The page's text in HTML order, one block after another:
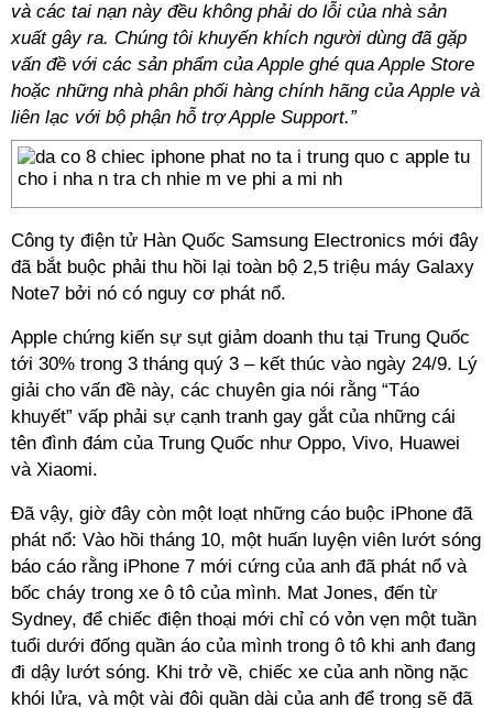
và các tai nạn này đều không phải do lỗi của nhà sản
xuất gây ra. Chúng tôi khuyến khích người dùng đã gặp
vấn đề với các sản phẩm của Apple ghé qua Apple Store
hoặc những nhà phân phối hàng chính hãng của Apple và
liên lạc với bộ phận hỗ trợ Apple Support.”
Công ty điện tử Hàn Quốc Samsung Electronics mới đây
đã bắt buộc phải thu hồi lại toàn bộ 2,5 triệu máy Galaxy
Note7 bởi nó có nguy cơ phát nổ.
Apple chứng kiến sự sụt giảm doanh thu tại Trung Quốc
tới 30% trong 3 tháng quý 3 – kết thúc vào ngày 24/9. Lý
giải cho vấn đề này, các chuyên gia nói rằng “Táo
khuyết” vấp phải sự cạnh tranh gay gắt của những cái
tên đình đám của Trung Quốc như Oppo, Vivo, Huawei
và Xiaomi.
Đã vậy, giờ đây còn một loạt những cáo buộc iPhone đã
phát nổ: Vào hồi tháng 10, một huấn luyện viên lướt sóng
báo cáo rằng iPhone 7 mới cứng của anh đã phát nổ và
bốc cháy trong xe ô tô của mình. Mat Jones, đến từ
Sydney, để chiếc điện thoại mới chỉ có vỏn vẹn một tuần
tuổi dưới đống quần áo của mình trong ô tô khi anh đang
đi dậy lướt sóng. Khi trở về, chiếc xe của anh nồng nặc
khói lửa, và một vài đôi quần dài của anh để trong sẽ đã